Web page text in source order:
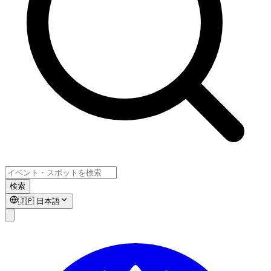
検索
🇯🇵 日本語